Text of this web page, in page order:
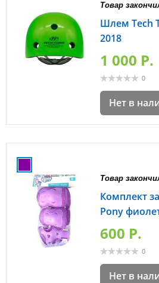
Товар
Шлем Tech
2018
1 000 P.
0
Нет в
Товар
Комплект
Pony
600 P.
0
Нет в